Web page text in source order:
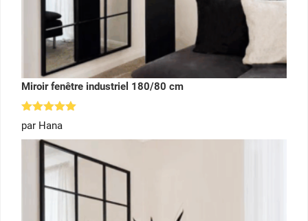
Miroir fenêtre industriel 180/80 cm
Note
sur 5
par Hana